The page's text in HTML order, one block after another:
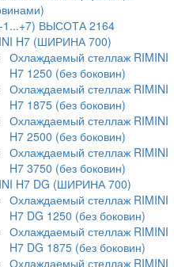
1...+7) ВЫСОТА 2164
H7 (ШИРИНА 700)
Охлаждаемый стеллаж RIMINI
H7 1250 (без боковин)
Охлаждаемый стеллаж RIMINI
H7 1875 (без боковин)
Охлаждаемый стеллаж RIMINI
H7 2500 (без боковин)
Охлаждаемый стеллаж RIMINI
H7 3750 (без боковин)
H7 DG (ШИРИНА 700)
Охлаждаемый стеллаж RIMINI
H7 DG 1250 (без боковин)
Охлаждаемый стеллаж RIMINI
H7 DG 1875 (без боковин)
Охлаждаемый стеллаж RIMINI